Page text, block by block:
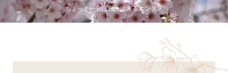
ちょっと一息ほっと出来るエンタメ